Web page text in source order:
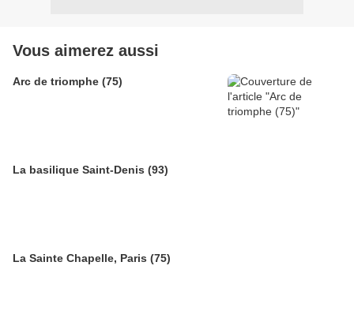
Vous aimerez aussi
Arc de triomphe (75)
La basilique Saint-Denis (93)
La Sainte Chapelle, Paris (75)